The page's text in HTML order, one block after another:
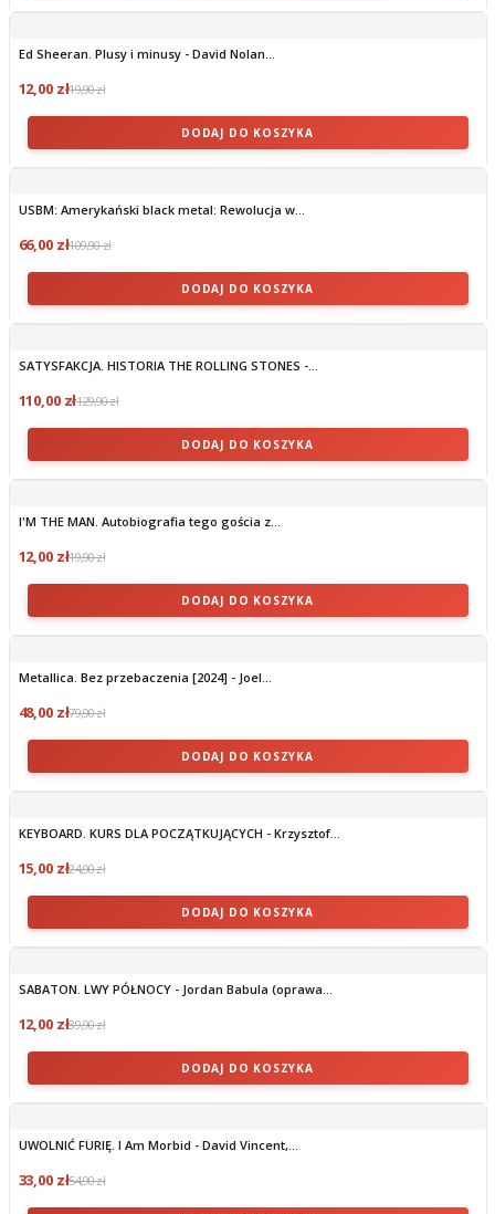
Ed Sheeran. Plusy i minusy - David Nolan...
12,00 zł19,90 zł
DODAJ DO KOSZYKA
USBM: Amerykański black metal: Rewolucja w...
66,00 zł109,90 zł
DODAJ DO KOSZYKA
SATYSFAKCJA. HISTORIA THE ROLLING STONES -...
110,00 zł129,90 zł
DODAJ DO KOSZYKA
I'M THE MAN. Autobiografia tego gościa z...
12,00 zł19,90 zł
DODAJ DO KOSZYKA
Metallica. Bez przebaczenia [2024] - Joel...
48,00 zł79,90 zł
DODAJ DO KOSZYKA
KEYBOARD. KURS DLA POCZĄTKUJĄCYCH - Krzysztof...
15,00 zł24,90 zł
DODAJ DO KOSZYKA
SABATON. LWY PÓŁNOCY - Jordan Babula (oprawa...
12,00 zł39,90 zł
DODAJ DO KOSZYKA
UWOLNIĆ FURIĘ. I Am Morbid - David Vincent,...
33,00 zł54,90 zł